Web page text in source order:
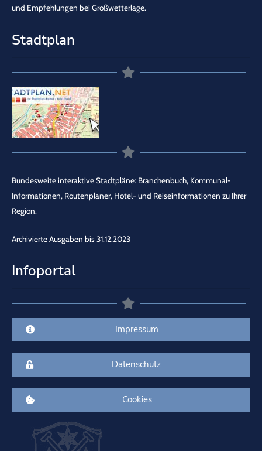
und Empfehlungen bei Großwetterlage.
Stadtplan
Bundesweite interaktive Stadtpläne: Branchenbuch, Kommunal-
Informationen, Routenplaner, Hotel- und Reiseinformationen zu Ihrer
Region.
Archivierte Ausgaben bis 31.12.2023
Infoportal
Impressum
Datenschutz
Cookies